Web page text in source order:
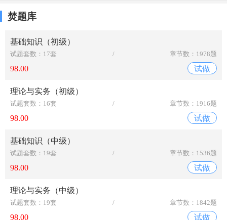
焚题库
基础知识（初级）
试题套数：17套 / 章节数：1978题
98.00 试做
理论与实务（初级）
试题套数：16套 / 章节数：1916题
98.00 试做
基础知识（中级）
试题套数：19套 / 章节数：1536题
98.00 试做
理论与实务（中级）
试题套数：19套 / 章节数：1842题
98.00 试做